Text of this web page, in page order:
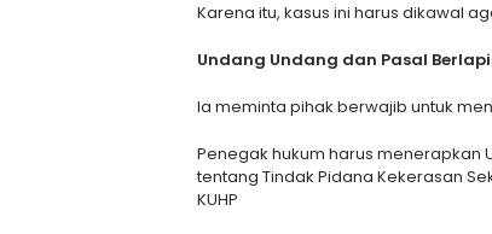
Karena itu, kasus ini harus dikawal
Undang Undang dan Pasal
Ia meminta pihak berwajib untuk
Penegak hukum harus menerapkan
tentang Tindak Pidana Kekerasan
KUHP